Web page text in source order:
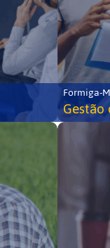
Formiga-